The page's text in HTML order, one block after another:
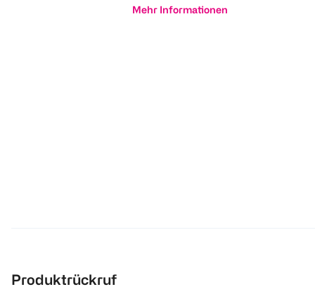
Mehr Informationen
Produktrückruf